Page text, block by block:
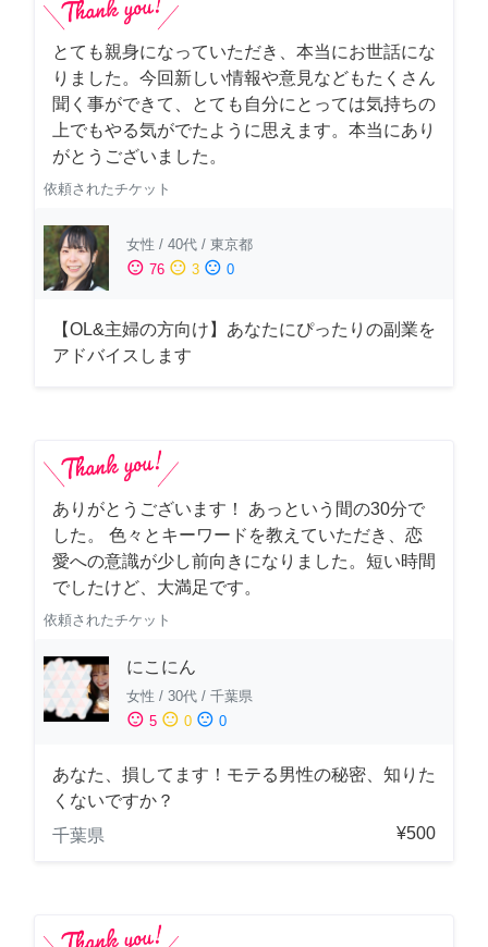
とても親身になっていただき、本当にお世話にな
りました。今回新しい情報や意見などもたくさん
聞く事ができて、とても自分にとっては気持ちの
上でもやる気がでたように思えます。本当にあり
がとうございました。
依頼されたチケット
女性 / 40代 / 東京都
sentiment_satisfied 76 sentiment_neutral 3 sentiment_dissatisfied 0
【OL&主婦の方向け】あなたにぴったりの副業を
アドバイスします
ありがとうございます！ あっという間の30分で
した。 色々とキーワードを教えていただき、恋
愛への意識が少し前向きになりました。短い時間
でしたけど、大満足です。
依頼されたチケット
にこにん
女性 / 30代 / 千葉県
sentiment_satisfied 5 sentiment_neutral 0 sentiment_dissatisfied 0
あなた、損してます！モテる男性の秘密、知りた
くないですか？
千葉県
¥500